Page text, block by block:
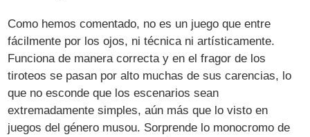
Como hemos comentado, no es un juego que entre
fácilmente por los ojos, ni técnica ni artísticamente.
Funciona de manera correcta y en el fragor de los
tiroteos se pasan por alto muchas de sus carencias, lo
que no esconde que los escenarios sean
extremadamente simples, aún más que lo visto en
juegos del género musou. Sorprende lo monocromo de